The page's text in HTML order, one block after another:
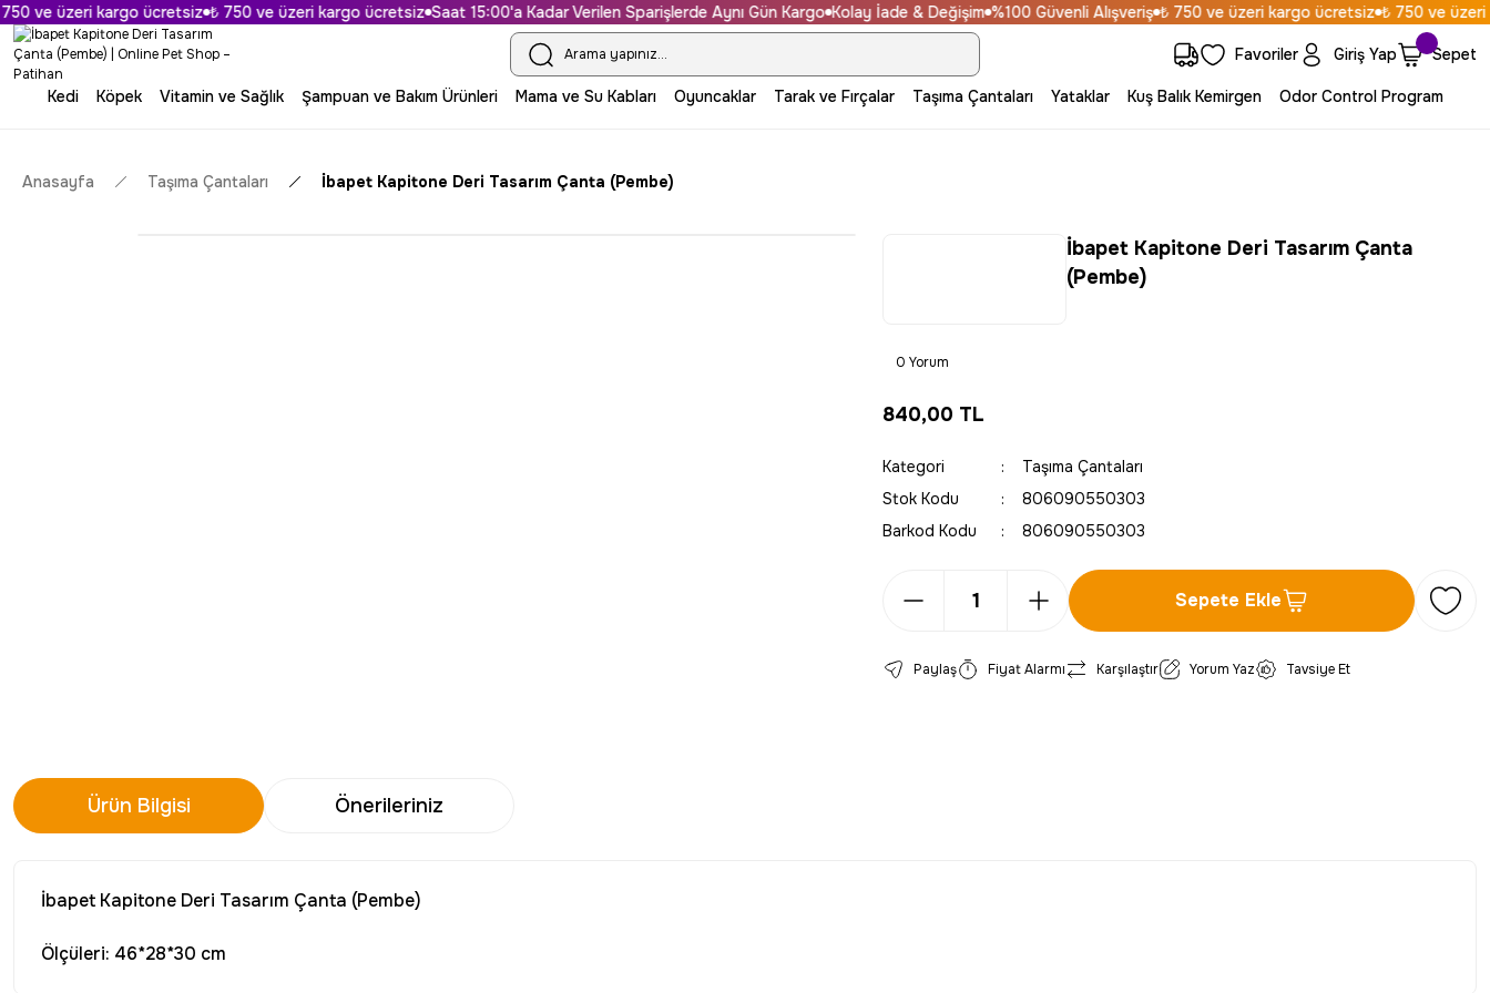
ve üzeri kargo ücretsiz ₺ 750 ve üzeri kargo ücretsiz Saat 15:00'a Kadar Verilen Sparişlerde Aynı Gün Kargo Kolay İade & Değişim %100 Güvenli Alışveriş ₺ 750 ve üzeri kargo ücretsiz ₺ 750 ve üzeri
Favoriler Giriş Yap Sepet
Kedi Köpek Vitamin ve Sağlık Şampuan ve Bakım Ürünleri Mama ve Su Kabları Oyuncaklar Tarak ve Fırçalar Taşıma Çantaları Yataklar Kuş Balık Kemirgen Odor Control Program
Anasayfa Taşıma Çantaları İbapet Kapitone Deri Tasarım Çanta (Pembe)
İbapet Kapitone Deri Tasarım Çanta
(Pembe)
0 Yorum
840,00 TL
Kategori
Taşıma Çantaları
Stok Kodu
806090550303
Barkod Kodu
806090550303
Sepete Ekle
Paylaş Fiyat Alarmı Karşılaştır Yorum Yaz Tavsiye Et
Ürün Bilgisi Önerileriniz
İbapet Kapitone Deri Tasarım Çanta (Pembe)
Ölçüleri: 46*28*30 cm